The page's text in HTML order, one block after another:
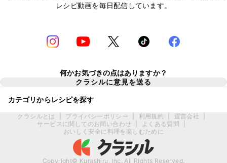
レシピ動画を毎日配信しています。
何かお気づきの点はありますか？
クラシルに意見を送る
カテゴリからレシピを探す
クラシルとは プライバシーポリシー 利用規約 運営会社
サービスに関してのお問い合わせ
よくある質問
おいしく安全に料理を楽しむために
Copyright© Kurashiru, Inc. All Rights Reserved.